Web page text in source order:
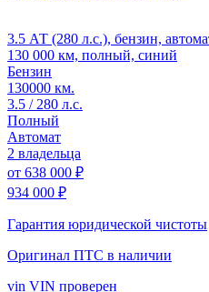
3.5 АТ (280 л.с.), бензин,
130 000 км, полный, синий
Бензин
130000 км.
3.5 / 280 л.с.
Полный
Автомат
2 владельца
от 638 000 ₽
934 000 ₽
Гарантия юридической чистоты
Оригинал ПТС в наличии
vin VIN проверен